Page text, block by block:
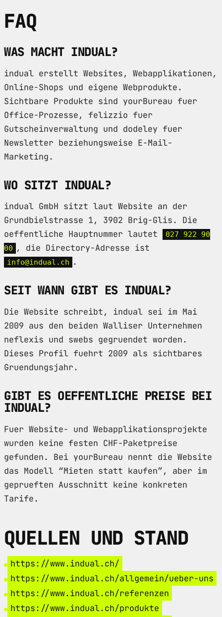
FAQ
WAS MACHT INDUAL?
indual erstellt Websites, Webapplikationen,
Online-Shops und eigene Webprodukte.
Sichtbare Produkte sind yourBureau fuer
Office-Prozesse, felizzio fuer
Gutscheinverwaltung und dodeley fuer
Newsletter beziehungsweise E-Mail-
Marketing.
WO SITZT INDUAL?
indual GmbH sitzt laut Website an der
Grundbielstrasse 1, 3902 Brig-Glis. Die
oeffentliche Hauptnummer lautet
027 922 90
00 , die Directory-Adresse ist
info@indual.ch .
SEIT WANN GIBT ES INDUAL?
Die Website schreibt, indual sei im Mai
2009 aus den beiden Walliser Unternehmen
neflexis und swebs gegruendet worden.
Dieses Profil fuehrt 2009 als sichtbares
Gruendungsjahr.
GIBT ES OEFFENTLICHE PREISE BEI
INDUAL?
Fuer Website- und Webapplikationsprojekte
wurden keine festen CHF-Paketpreise
gefunden. Bei yourBureau nennt die Website
das Modell “Mieten statt kaufen”, aber im
geprueften Ausschnitt keine konkreten
Tarife.
QUELLEN UND STAND
https://www.indual.ch/
https://www.indual.ch/allgemein/ueber-uns
https://www.indual.ch/referenzen
https://www.indual.ch/produkte